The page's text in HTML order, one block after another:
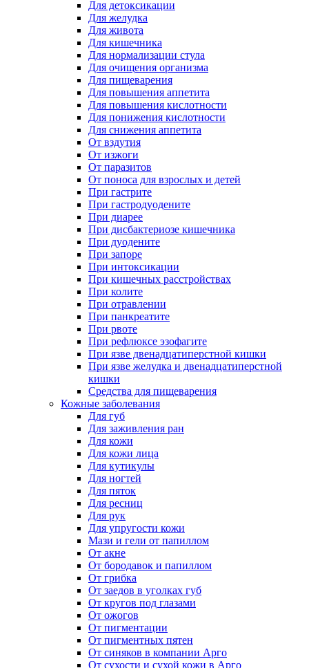
Для детоксикации
Для желудка
Для живота
Для кишечника
Для нормализации стула
Для очищения организма
Для пищеварения
Для повышения аппетита
Для повышения кислотности
Для понижения кислотности
Для снижения аппетита
От вздутия
От изжоги
От паразитов
От поноса для взрослых и детей
При гастрите
При гастродуодените
При диарее
При дисбактериозе кишечника
При дуодените
При запоре
При интоксикации
При кишечных расстройствах
При колите
При отравлении
При панкреатите
При рвоте
При рефлюксе эзофагите
При язве двенадцатиперстной кишки
При язве желудка и двенадцатиперстной
кишки
Средства для пищеварения
Кожные заболевания
Для губ
Для заживления ран
Для кожи
Для кожи лица
Для кутикулы
Для ногтей
Для пяток
Для ресниц
Для рук
Для упругости кожи
Мази и гели от папиллом
От акне
От бородавок и папиллом
От грибка
От заедов в уголках губ
От кругов под глазами
От ожогов
От пигментации
От пигментных пятен
От синяков в компании Арго
От сухости и сухой кожи в Арго